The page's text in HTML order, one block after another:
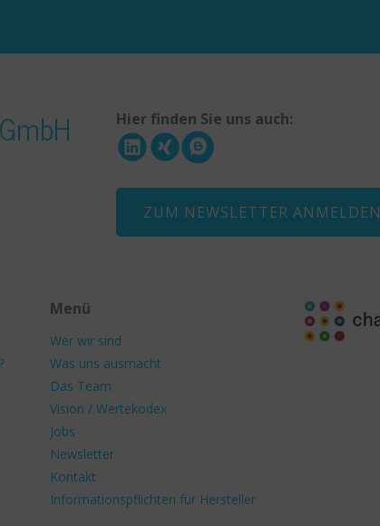
Hier finden Sie uns auch:
ZUM NEWSLETTER ANMELDEN
Menü
Wer wir sind
Was uns ausmacht
Das Team
Vision / Wertekodex
Jobs
Newsletter
Kontakt
Informationspflichten für Hersteller